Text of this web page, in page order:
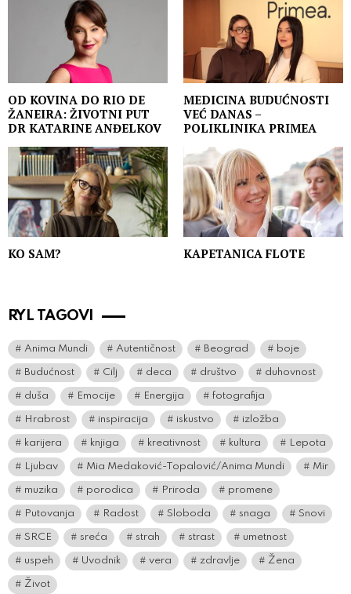
OD KOVINA DO RIO DE
ŽANEIRA: ŽIVOTNI PUT
DR KATARINE ANĐELKOV
MEDICINA BUDUĆNOSTI
VEĆ DANAS –
POLIKLINIKA PRIMEA
KO SAM? KAPETANICA FLOTE
RYL TAGOVI
Anima Mundi Autentičnost Beograd boje
Budućnost Cilj deca društvo duhovnost
duša Emocije Energija fotografija
Hrabrost inspiracija iskustvo izložba
karijera knjiga kreativnost kultura Lepota
Ljubav Mia Medaković-Topalović/Anima Mundi Mir
muzika porodica Priroda promene
Putovanja Radost Sloboda snaga Snovi
SRCE sreća strah strast umetnost
uspeh Uvodnik vera zdravlje Žena
Život